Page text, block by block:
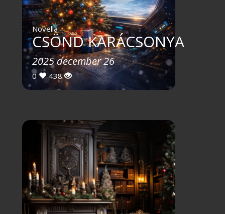
Novella
CSÖND KARÁCSONYA
2025 december 26
0 438